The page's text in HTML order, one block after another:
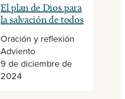
El plan de Dios para
la salvación de todos
Oración y reflexión
Adviento
9 de diciembre de
2024